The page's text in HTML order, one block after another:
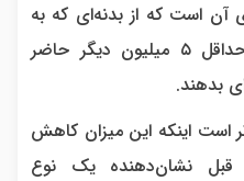
آن است که از بدنه‌ای که به
شهید رئیسی رای داده بود، حداقل ۵ میلیون دیگر حاضر
بدهند.
است اینکه این میزان کاهش
قبل نشان‌دهنده یک نوع